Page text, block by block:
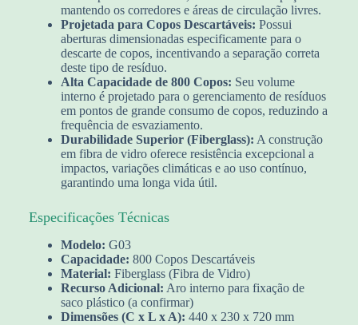
mantendo os corredores e áreas de circulação livres.
Projetada para Copos Descartáveis: Possui
aberturas dimensionadas especificamente para o
descarte de copos, incentivando a separação correta
deste tipo de resíduo.
Alta Capacidade de 800 Copos: Seu volume
interno é projetado para o gerenciamento de resíduos
em pontos de grande consumo de copos, reduzindo a
frequência de esvaziamento.
Durabilidade Superior (Fiberglass): A construção
em fibra de vidro oferece resistência excepcional a
impactos, variações climáticas e ao uso contínuo,
garantindo uma longa vida útil.
Especificações Técnicas
Modelo: G03
Capacidade: 800 Copos Descartáveis
Material: Fiberglass (Fibra de Vidro)
Recurso Adicional: Aro interno para fixação de
saco plástico (a confirmar)
Dimensões (C x L x A): 440 x 230 x 720 mm